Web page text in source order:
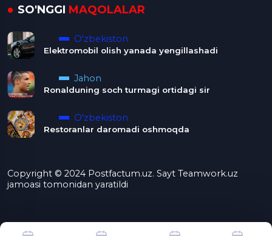
SO'NGGI MAQOLALAR
O'zbekiston
Elektromobil olish yanada yengillashadi
Jahon
Ronalduning soch turmagi ortidagi sir
O'zbekiston
Restoranlar daromadi oshmoqda
Copyright © 2024 Postfactum.uz. Sayt Teamwork.uz
jamoasi tomonidan yaratildi